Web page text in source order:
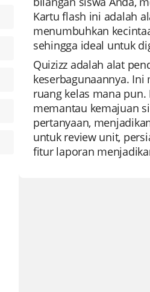
Kartu flash ini adalah
menumbuhkan
sehingga ideal untuk
Quizizz adalah alat
keserbagunaannya.
ruang kelas mana
memantau kemajuan
pertanyaan,
untuk review unit,
fitur laporan